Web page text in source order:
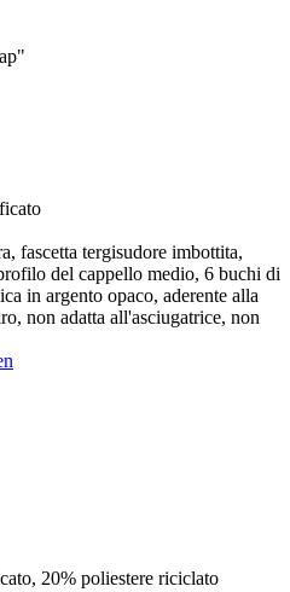
fascetta tergisudore imbottita,
del cappello medio, 6 buchi di
in argento opaco, aderente alla
non adatta all'asciugatrice, non
20% poliestere riciclato